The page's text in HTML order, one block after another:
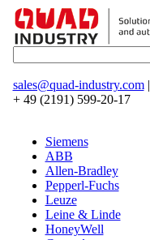
sales@quad-industry.com|
+ 49 (2191) 599-20-17
Siemens
ABB
Allen-Bradley
Pepperl-Fuchs
Leuze
Leine & Linde
HoneyWell